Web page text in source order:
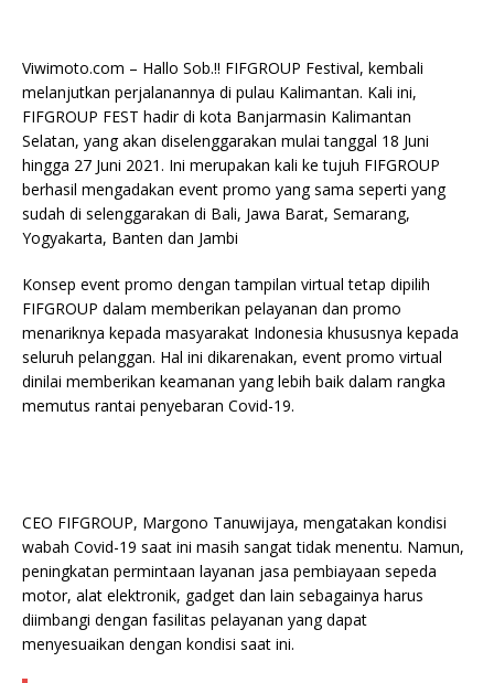
Viwimoto.com – Hallo Sob.!! FIFGROUP Festival, kembali
melanjutkan perjalanannya di pulau Kalimantan. Kali ini,
FIFGROUP FEST hadir di kota Banjarmasin Kalimantan
Selatan, yang akan diselenggarakan mulai tanggal 18 Juni
hingga 27 Juni 2021. Ini merupakan kali ke tujuh FIFGROUP
berhasil mengadakan event promo yang sama seperti yang
sudah di selenggarakan di Bali, Jawa Barat, Semarang,
Yogyakarta, Banten dan Jambi
Konsep event promo dengan tampilan virtual tetap dipilih
FIFGROUP dalam memberikan pelayanan dan promo
menariknya kepada masyarakat Indonesia khususnya kepada
seluruh pelanggan. Hal ini dikarenakan, event promo virtual
dinilai memberikan keamanan yang lebih baik dalam rangka
memutus rantai penyebaran Covid-19.
CEO FIFGROUP, Margono Tanuwijaya, mengatakan kondisi
wabah Covid-19 saat ini masih sangat tidak menentu. Namun,
peningkatan permintaan layanan jasa pembiayaan sepeda
motor, alat elektronik, gadget dan lain sebagainya harus
diimbangi dengan fasilitas pelayanan yang dapat
menyesuaikan dengan kondisi saat ini.